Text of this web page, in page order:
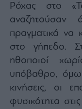
Ρόχας στο
πραγματικά να
στο γήπεδο.
ηθοποιοί
υπόβαθρο,
κινήσεις, οι
φυσικότητα